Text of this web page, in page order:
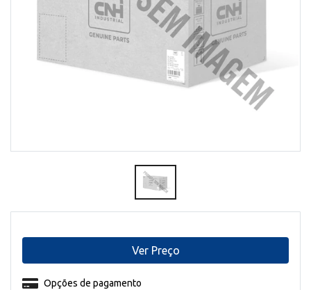
Opções de pagamento
Ver Preço